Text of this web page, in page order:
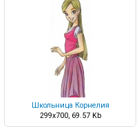
Школьница Корнелия
299x700, 69.57 Kb